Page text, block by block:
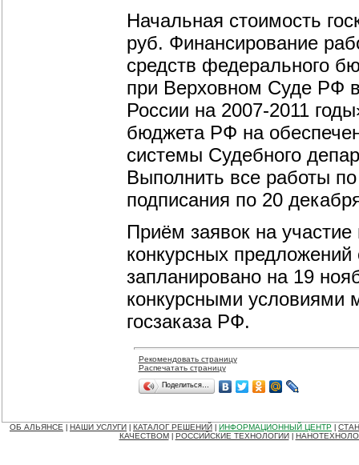
Начальная стоимость
руб. Финансирование
средств федерального
при Верховном Суде РФ
России на 2007-2011
бюджета РФ на
системы Судебного
Выполнить все работы по
подписания по 20
Приём заявок на
конкурсных предложений
запланировано на 19
конкурсными
госзаказа РФ.
Рекомендовать страницу
Распечатать страницу
Поделиться…
ОБ АЛЬЯНСЕ НАШИ УСЛУГИ КАТАЛОГ РЕШЕНИЙ ИНФОРМАЦИОННЫЙ ЦЕНТР
КАЧЕСТВОМ
РОССИЙСКИЕ ТЕХНОЛОГИИ